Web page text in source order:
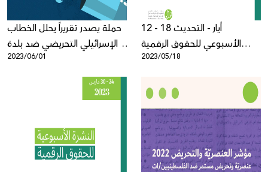
حملة يصدر تقريراً يحلل الخطاب
الإسرائيلي التحريضي ضد بلدة
"حوارة" على منصة تويتر
2023/06/01
12 - 18 أيار - التحديث
الأسبوعي للحقوق الرقمية
الفلسطينية
2023/05/18